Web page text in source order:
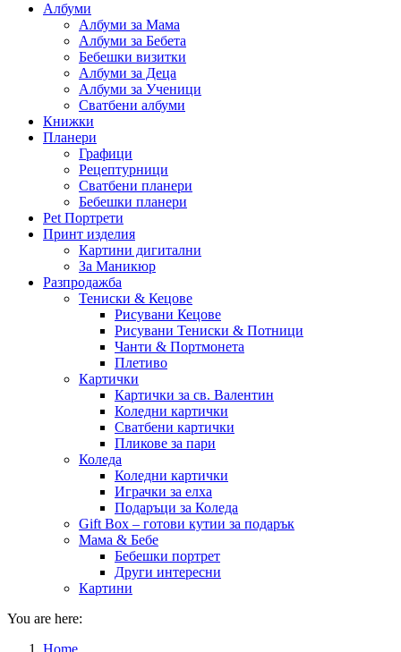
Албуми
Албуми за Мама
Албуми за Бебета
Бебешки визитки
Албуми за Деца
Албуми за Ученици
Сватбени албуми
Книжки
Планери
Графици
Рецептурници
Сватбени планери
Бебешки планери
Pet Портрети
Принт изделия
Картини дигитални
За Маникюр
Разпродажба
Тениски & Кецове
Рисувани Кецове
Рисувани Тениски & Потници
Чанти & Портмонета
Плетиво
Картички
Картички за св. Валентин
Коледни картички
Сватбени картички
Пликове за пари
Коледа
Коледни картички
Играчки за елха
Подаръци за Коледа
Gift Box – готови кутии за подарък
Мама & Бебе
Бебешки портрет
Други интересни
Картини
You are here:
Home